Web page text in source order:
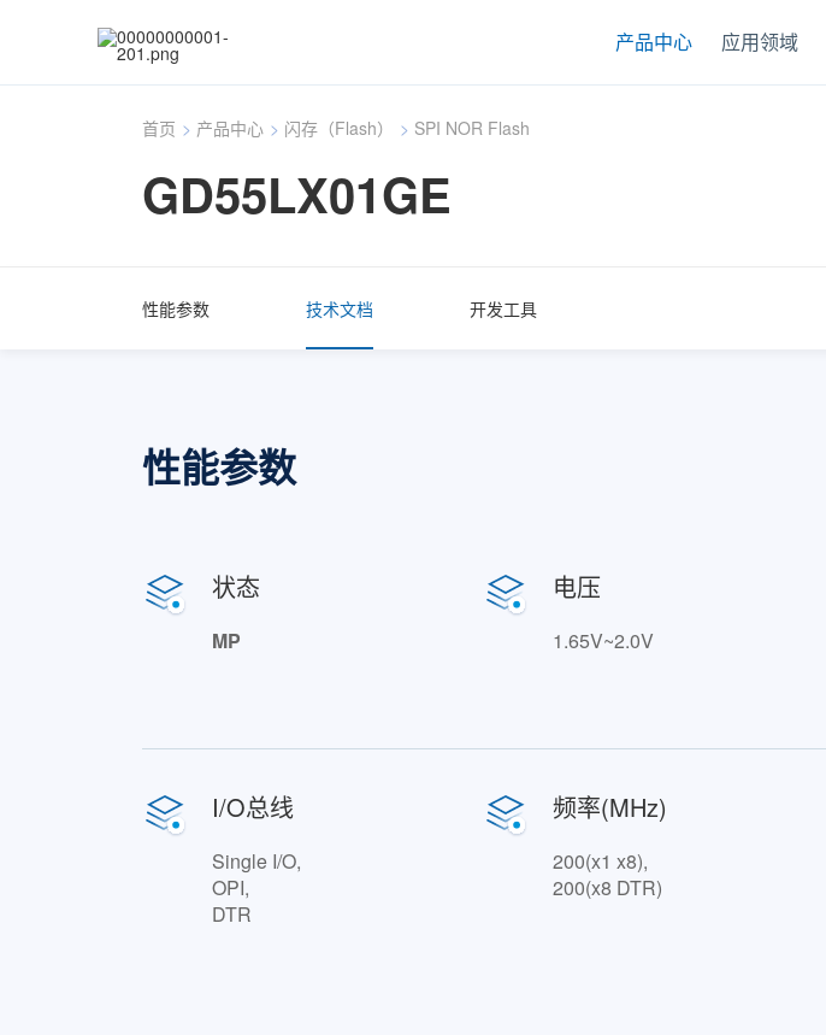
产品中心 应用领域
首页 > 产品中心 > 闪存（Flash） > SPI NOR Flash
GD55LX01GE
性能参数 技术文档 开发工具
性能参数
状态
MP
电压
1.65V~2.0V
I/O总线
Single I/O,
OPI,
DTR
频率(MHz)
200(x1 x8),
200(x8 DTR)